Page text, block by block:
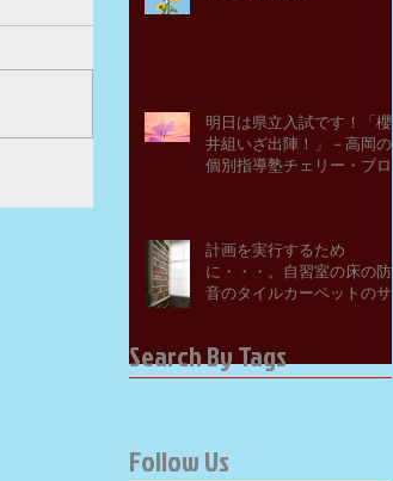
明日は県立入試です！「櫻
井組いざ出陣！」－高岡の
個別指導塾チェリー・ブロ
計画を実行するため
に・・・。自習室の床の防
音のタイルカーペットのサ
塾チェリー・ブロッサム
Search By Tags
Follow Us